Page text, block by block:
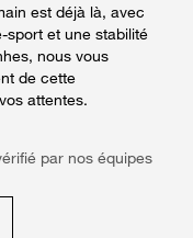
est déjà là, avec
sport et une stabilité
nous vous
de cette
attentes.
par nos équipes